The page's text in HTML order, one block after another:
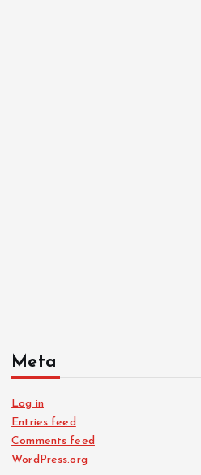
Meta
Log in
Entries feed
Comments feed
WordPress.org